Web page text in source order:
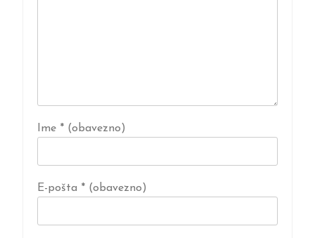
Ime * (obavezno)
E-pošta * (obavezno)